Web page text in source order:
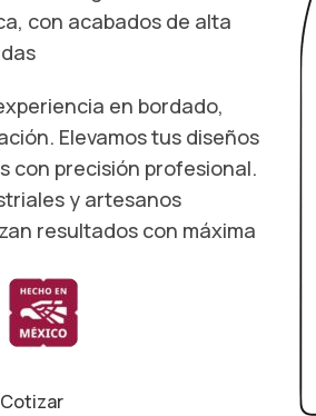
con acabados de alta
en bordado,
Elevamos tus diseños
con precisión profesional.
y artesanos
resultados con máxima
Cotizar